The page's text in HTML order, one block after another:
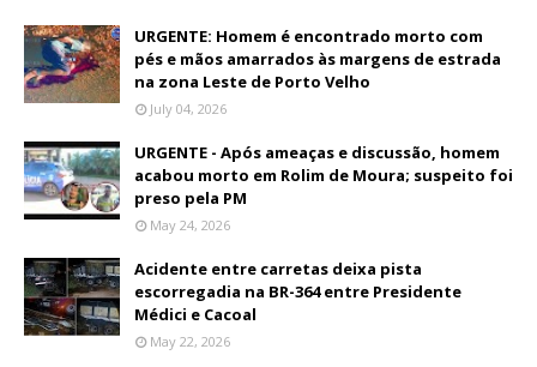
URGENTE: Homem é encontrado morto com
pés e mãos amarrados às margens de estrada
na zona Leste de Porto Velho
July 04, 2026
URGENTE - Após ameaças e discussão, homem
acabou morto em Rolim de Moura; suspeito foi
preso pela PM
May 24, 2026
Acidente entre carretas deixa pista
escorregadia na BR-364 entre Presidente
Médici e Cacoal
May 22, 2026